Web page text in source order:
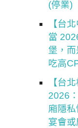
(停業)
【台
當
堡，
吃高
【台
2026
廂隱
宴會